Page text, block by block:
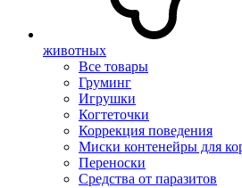
животных
Все товары
Груминг
Игрушки
Когтеточки
Коррекция поведения
Миски контенейры для
Переноски
Средства от паразитов